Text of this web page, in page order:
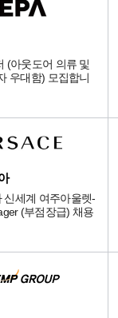
(아웃도어 의류 및
우대함) 모집합니
신세계 여주아울렛-
(부점장급) 채용